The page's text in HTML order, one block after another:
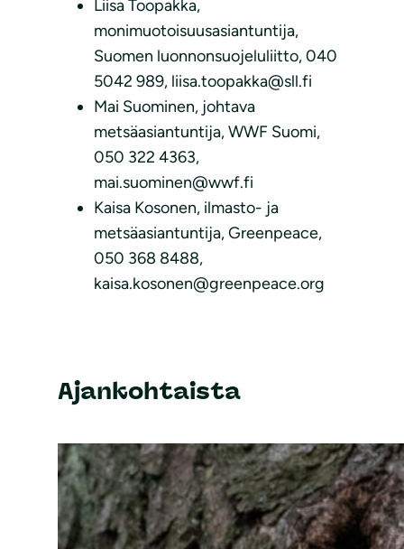
Liisa Toopakka,
monimuotoisuusasiantuntija,
Suomen luonnonsuojeluliitto, 040
5042 989, liisa.toopakka@sll.fi
Mai Suominen, johtava
metsäasiantuntija, WWF Suomi,
050 322 4363,
mai.suominen@wwf.fi
Kaisa Kosonen, ilmasto- ja
metsäasiantuntija, Greenpeace,
050 368 8488,
kaisa.kosonen@greenpeace.org
Ajankohtaista